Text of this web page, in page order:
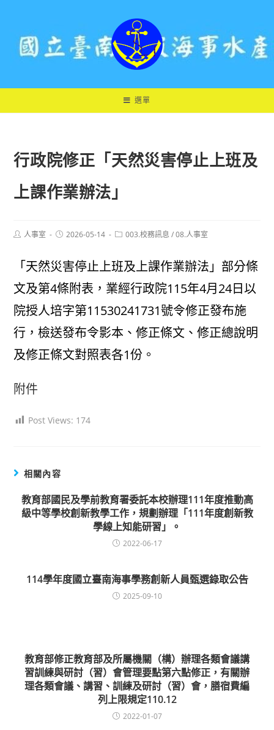
選單
行政院修正「天然災害停止上班及
上課作業辦法」
Post人事室
Post2026-05-14
Post003.校務訊息 / 08.人事室
「天然災害停止上班及上課作業辦法」部分條
文及第4條附表，業經行政院115年4月24日以
院授人培字第11530241731號令修正發布施
行，檢送發布令影本、修正條文、修正總說明
及修正條文對照表各1份。
附件
Post Views: 174
相關內容
教育部國民及學前教育署委託本校辦理111年度推動高
級中等學校創新教學工作，規劃辦理「111年度創新教
學線上知能研習」。
2022-06-17
114學年度國立臺南海事學務創新人員甄選錄取公告
2025-09-10
教育部修正教育部及所屬機關（構）辦理各類會議講
習訓練與研討（習）會管理要點第六點修正，有關辦
理各類會議、講習、訓練及研討（習）會，膳宿費編
列上限規定110.12
2022-01-07